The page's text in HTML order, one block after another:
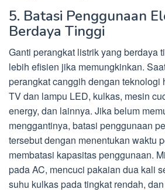
5. Batasi Penggunaan
Berdaya Tinggi
Ganti perangkat listrik yang berdaya
lebih efisien jika memungkinkan.
perangkat canggih dengan teknologi
TV dan lampu LED, kulkas, mesin
energy, dan lainnya. Jika belum
menggantinya, batasi penggunaan
tersebut dengan menentukan waktu
membatasi kapasitas penggunaan.
pada AC, mencuci pakaian dua kali
suhu kulkas pada tingkat rendah,